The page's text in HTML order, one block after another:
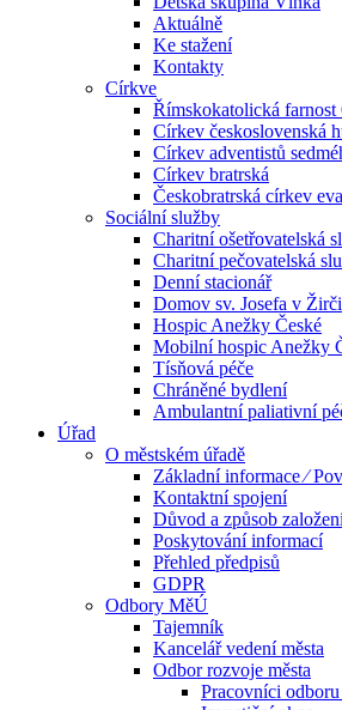
Aktuálně
Ke stažení
Kontakty
Církve
Římskokatolická
Církev československá
Církev adventistů
Církev bratrská
Českobratrská církev
Sociální služby
Charitní ošetřovatelská
Charitní pečovatelská
Denní stacionář
Domov sv. Josefa v Žirči
Hospic Anežky České
Mobilní hospic Anežky
Tísňová péče
Chráněné bydlení
Ambulantní paliativní
Úřad
O městském úřadě
Základní informace ⁄
Kontaktní spojení
Důvod a způsob
Poskytování informací
Přehled předpisů
GDPR
Odbory MěÚ
Tajemník
Kancelář vedení města
Odbor rozvoje města
Pracovníci